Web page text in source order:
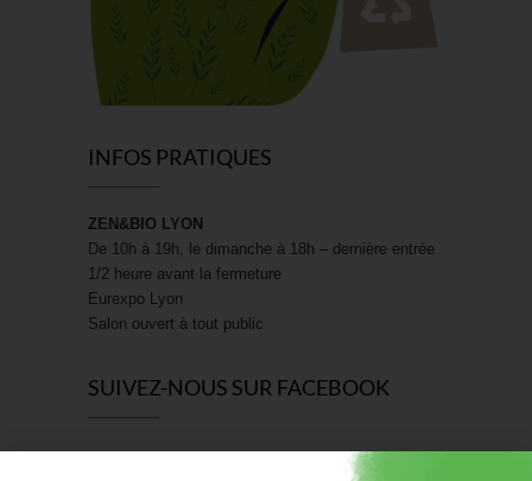
INFOS PRATIQUES
ZEN&BIO LYON
De 10h à 19h, le dimanche à 18h – dernière entrée
1/2 heure avant la fermeture
Eurexpo Lyon
Salon ouvert à tout public
SUIVEZ-NOUS SUR FACEBOOK